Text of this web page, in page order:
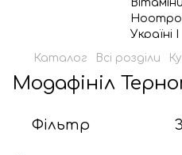
Каталог Всі розділи
Модафініл
Фільтр